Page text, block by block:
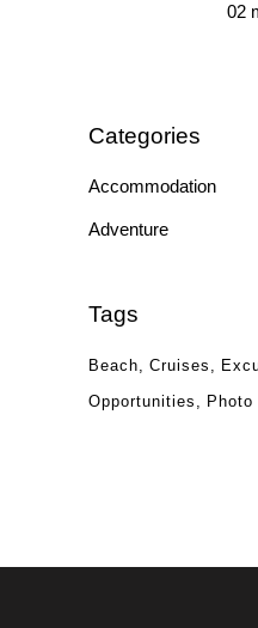
02
Categories
Accommodation
Adventure
Tags
Beach Cruises
Opportunities
Photo